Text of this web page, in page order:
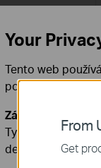
From
Get
Your
Tento web
používáním
Základní cookies
Tyto cookies jsou
deaktivovat.